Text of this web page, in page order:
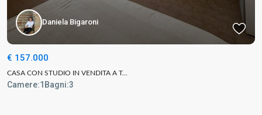
Daniela Bigaroni
€ 157.000
CASA CON STUDIO IN VENDITA A T...
Camere:1 Bagni:3